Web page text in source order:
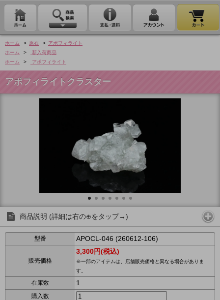
ホーム > 原石 > アポフィライト
ホーム
>
新入荷商品
ホーム
> アポフィライト
アポフィライトクラスター
商品説明 (詳細は右の⊕をタップ→)
型番 APOCL-046 (260612-106)
販売価格
3,300円(税込)
※一部のアイテムは、店舗販売価格と異なる場合がありま
す。
在庫数 1
購入数